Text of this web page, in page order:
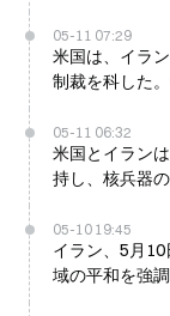
05-11 07:29
米国は、イラ
制裁を科した
05-11 06:32
米国とイラン
持し、核兵器
05-10 19:45
イラン、5月
域の平和を強調